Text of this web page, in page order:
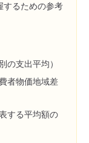
するための参考
の支出平均）
者物価地域差
する平均額の